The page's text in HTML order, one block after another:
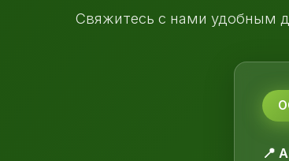
Свяжитесь с нами удобным
📍